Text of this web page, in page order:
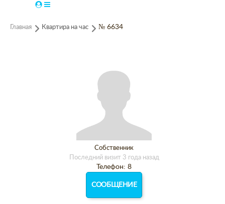
Главная Квартира на час № 6634
Собственник
Последний визит 3 года назад
Телефон: 8
СООБЩЕНИЕ